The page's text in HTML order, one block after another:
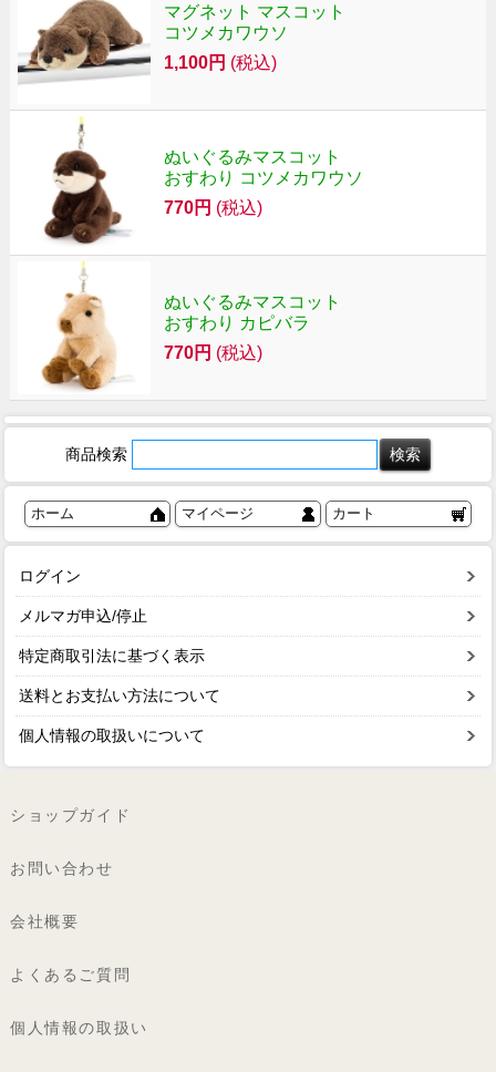
マグネット マスコット
コツメカワウソ
1,100円 (税込)
ぬいぐるみマスコット
おすわり コツメカワウソ
770円 (税込)
ぬいぐるみマスコット
おすわり カピバラ
770円 (税込)
商品検索
ホーム マイページ カート
ログイン
メルマガ申込/停止
特定商取引法に基づく表示
送料とお支払い方法について
個人情報の取扱いについて
ショップガイド
お問い合わせ
会社概要
よくあるご質問
個人情報の取扱い